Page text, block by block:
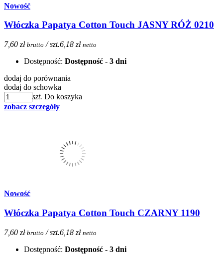
Nowość
Włóczka Papatya Cotton Touch JASNY RÓŻ 0210
7,60 zł brutto / szt.6,18 zł netto
Dostępność: Dostępność - 3 dni
dodaj do porównania
dodaj do schowka
szt. Do koszyka
zobacz szczegóły
Nowość
Włóczka Papatya Cotton Touch CZARNY 1190
7,60 zł brutto / szt.6,18 zł netto
Dostępność: Dostępność - 3 dni